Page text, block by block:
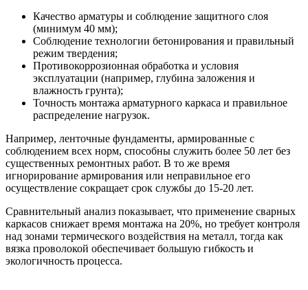
Качество арматуры и соблюдение защитного слоя
(минимум 40 мм);
Соблюдение технологии бетонирования и правильный
режим твердения;
Противокоррозионная обработка и условия
эксплуатации (например, глубина заложения и
влажность грунта);
Точность монтажа арматурного каркаса и правильное
распределение нагрузок.
Например, ленточные фундаменты, армированные с
соблюдением всех норм, способны служить более 50 лет без
существенных ремонтных работ. В то же время
игнорирование армирования или неправильное его
осуществление сокращает срок службы до 15-20 лет.
Сравнительный анализ показывает, что применение сварных
каркасов снижает время монтажа на 20%, но требует контроля
над зонами термического воздействия на металл, тогда как
вязка проволокой обеспечивает большую гибкость и
экологичность процесса.